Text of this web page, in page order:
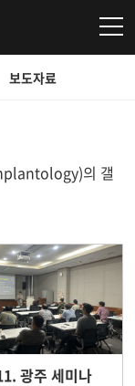
보도자료
의 갤
광주 세미나